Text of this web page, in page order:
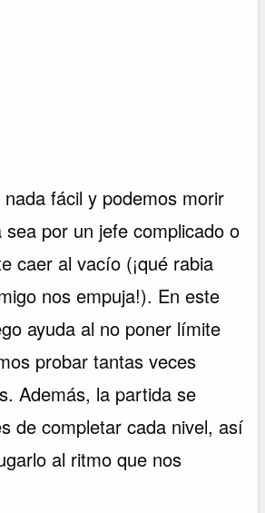
fácil y podemos morir
sea por un jefe complicado o
caer al vacío (¡qué rabia
nos empuja!). En este
ayuda al no poner límite
probar tantas veces
Además, la partida se
de completar cada nivel, así
al ritmo que nos